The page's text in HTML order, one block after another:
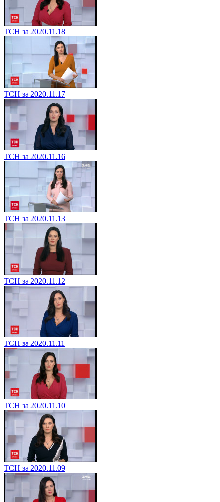
ТСН за 2020.11.18
ТСН за 2020.11.17
ТСН за 2020.11.16
ТСН за 2020.11.13
ТСН за 2020.11.12
ТСН за 2020.11.11
ТСН за 2020.11.10
ТСН за 2020.11.09